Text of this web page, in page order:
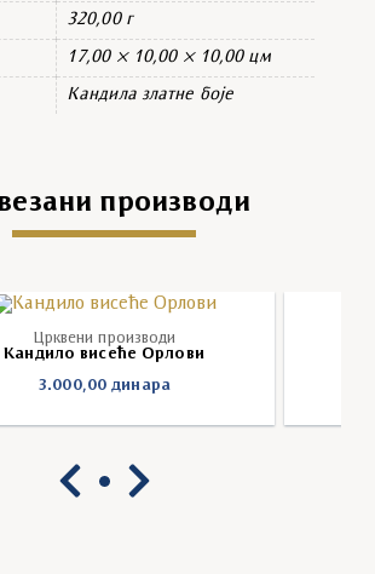
320,00 г
17,00 × 10,00 × 10,00 цм
Кандила златне боје
производи
Црквени производи
Кандило висеће Орлови
3.000,00динара